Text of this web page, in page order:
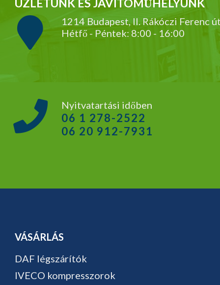
ÜZLETÜNK ÉS JAVÍTÓMŰHELYÜNK
1214 Budapest, II. Rákóczi Ferenc
Hétfő - Péntek: 8:00 - 16:00
Nyitvatartási időben
06 1 278-2522
06 20 912-7931
VÁSÁRLÁS
DAF légszárítók
IVECO kompresszorok